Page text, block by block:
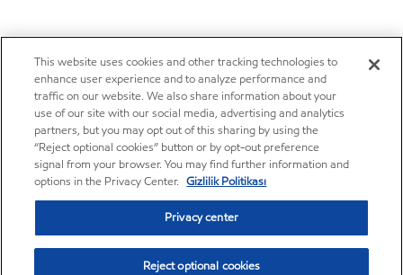
This website uses cookies and other tracking technologies to
enhance user experience and to analyze performance and
traffic on our website. We also share information about your
use of our site with our social media, advertising and analytics
partners, but you may opt out of this sharing by using the
“Reject optional cookies” button or by opt-out preference
signal from your browser. You may find further information and
options in the Privacy Center. Gizlilik Politikası
Privacy center
Reject optional cookies